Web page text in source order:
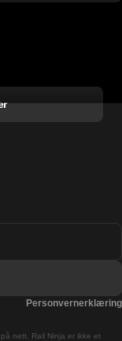
nett. Rail Ninja er ikke et
Personvernerklæring